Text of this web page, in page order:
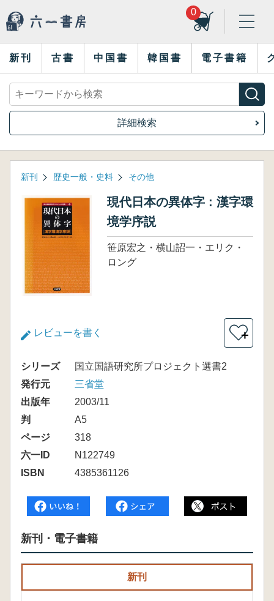
0
新刊 古書 中国書 韓国書 電子書籍
詳細検索
新刊 歴史一般・史料 その他
現代日本の異体字 : 漢字環
境学序説
笹原宏之・横山詔一・エリク・
ロング
レビューを書く ＋
シリーズ
国立国語研究所プロジェクト選書2
発行元
三省堂
出版年
2003/11
判
A5
ページ
318
六一ID
N122749
ISBN
4385361126
新刊・電子書籍
新刊